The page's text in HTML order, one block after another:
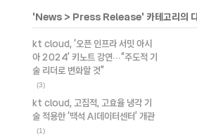
'News > Press Release' 카테고리의
kt cloud, ‘오픈 인프라 서밋 아시
아 2024’ 키노트 강연∙∙∙“주도적 기
술 리더로 변화할 것”
(3)
kt cloud, 고집적, 고효율 냉각 기
술 적용한 ‘백석 AI데이터센터’ 개관
(1)